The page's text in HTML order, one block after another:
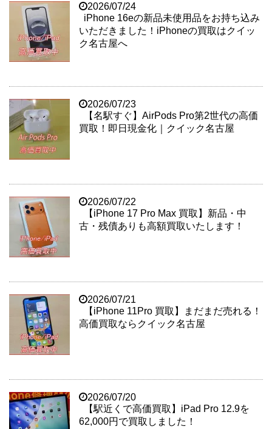
2026/07/24
iPhone 16eの新品未使用品をお持ち込み
いただきました！iPhoneの買取はクイッ
ク名古屋へ
2026/07/23
【名駅すぐ】AirPods Pro第2世代の高価
買取！即日現金化｜クイック名古屋
2026/07/22
【iPhone 17 Pro Max 買取】新品・中
古・残債ありも高額買取いたします！
2026/07/21
【iPhone 11Pro 買取】まだまだ売れる！
高価買取ならクイック名古屋
2026/07/20
【駅近くで高価買取】iPad Pro 12.9を
62,000円で買取しました！